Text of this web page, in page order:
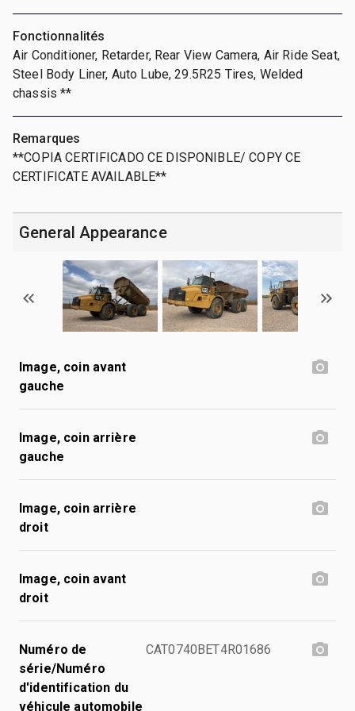
Fonctionnalités
Air Conditioner, Retarder, Rear View Camera, Air Ride Seat,
Steel Body Liner, Auto Lube, 29.5R25 Tires, Welded
chassis **
Remarques
**COPIA CERTIFICADO CE DISPONIBLE/ COPY CE
CERTIFICATE AVAILABLE**
General Appearance
Image, coin avant
gauche
Image, coin arrière
gauche
Image, coin arrière
droit
Image, coin avant
droit
Numéro de
série/Numéro
d'identification du
véhicule automobile
CAT0740BET4R01686